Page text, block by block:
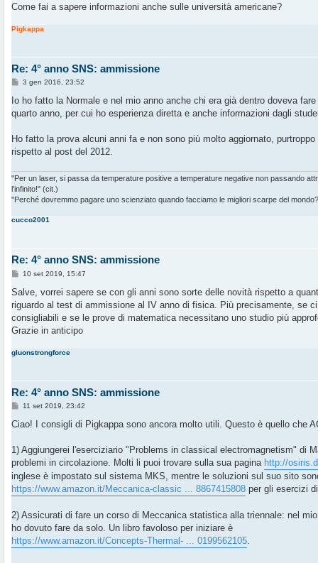
i
Come fai a sapere informazioni anche sulle università americane?
Pigkappa
Re: 4° anno SNS: ammissione
M
s
a
i
o
3 gen 2016, 23:52
Io ho fatto la Normale e nel mio anno anche chi era già dentro doveva
quarto anno, per cui ho esperienza diretta e anche informazioni dagli
Ho fatto la prova alcuni anni fa e non sono più molto aggiornato,
rispetto al post del 2012.
"Per un laser, si passa da temperature positive a temperature negative non passando
l'infinito!" (cit.)
"Perché dovremmo pagare uno scienziato quando facciamo le migliori scarpe del
cucco2001
Re: 4° anno SNS: ammissione
M
s
a
g
i
10 set 2019, 15:47
Salve, vorrei sapere se con gli anni sono sorte delle novità rispetto a
riguardo al test di ammissione al IV anno di fisica. Più precisamente, se
consigliabili e se le prove di matematica necessitano uno studio più
Grazie in anticipo
gluonstrongforce
Re: 4° anno SNS: ammissione
M
s
g
i
o
11 set 2019, 23:42
Ciao! I consigli di Pigkappa sono ancora molto utili. Questo è quello che
1) Aggiungerei l'eserciziario "Problems in classical electromagnetism" di
problemi in circolazione. Molti li puoi trovare sulla sua pagina http://
inglese è impostato sul sistema MKS, mentre le soluzioni sul suo sito
https://www.amazon.it/Meccanica-classic ... 8867415808 per gli esercizi
2) Assicurati di fare un corso di Meccanica statistica alla triennale: nel
ho dovuto fare da solo. Un libro favoloso per iniziare è
https://www.amazon.it/Concepts-Thermal- ... 0199562105.